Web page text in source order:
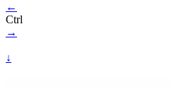
←
Ctrl
→
↓